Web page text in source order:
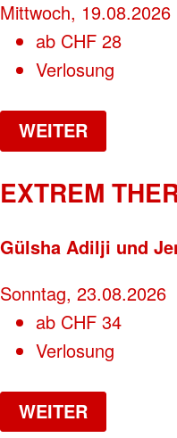
Mittwoch, 19.08.2026
ab CHF 28
Verlosung
WEITER
EXTREM
Gülsha Adilji und
Sonntag, 23.08.2026
ab CHF 34
Verlosung
WEITER